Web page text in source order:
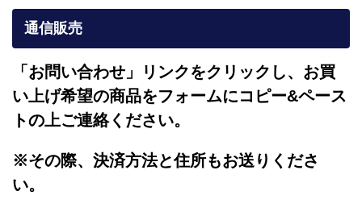
通信販売
「お問い合わせ」リンクをクリックし、 お買
い上げ希望の商品をフォームにコピー&ペース
トの上ご連絡ください。
※その際、決済方法と住所もお送りくださ
い。